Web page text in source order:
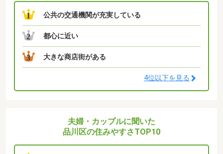
1 公共の交通機関が充実している
2 都心に近い
3 大きな商店街がある
4位以下を見る
夫婦・カップルに聞いた
品川区の住みやすさTOP10